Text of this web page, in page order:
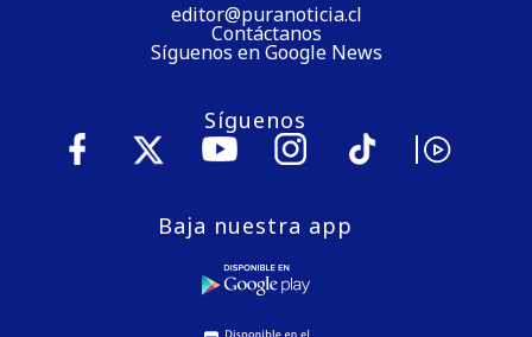
editor@puranoticia.cl
Contáctanos
Síguenos en Google News
Síguenos
Baja nuestra app